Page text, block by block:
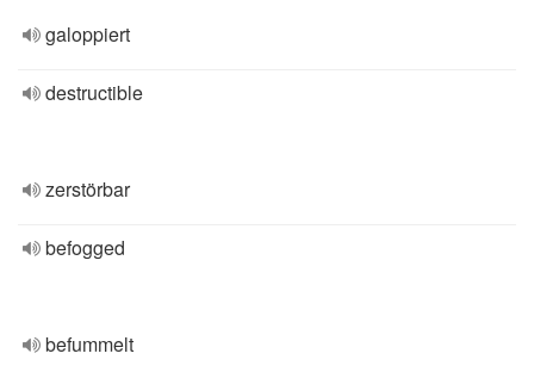
galoppiert
destructible
zerstörbar
befogged
befummelt